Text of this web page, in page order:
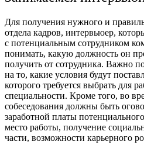
Для получения нужного и
отдела кадров, интервьюер,
с потенциальным сотрудником
понимать, какую должность он
получить от сотрудника. Важно
на то, какие условия будут
которого требуется выбрать для
специальности. Кроме того, во
собеседования должны быть
заработной платы
место работы, получение
части, возможности карьерного